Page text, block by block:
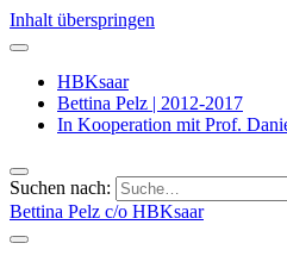
Inhalt überspringen
HBKsaar
Bettina Pelz | 2012-2017
In Kooperation mit Prof.
Suchen nach:
Bettina Pelz c/o HBKsaar